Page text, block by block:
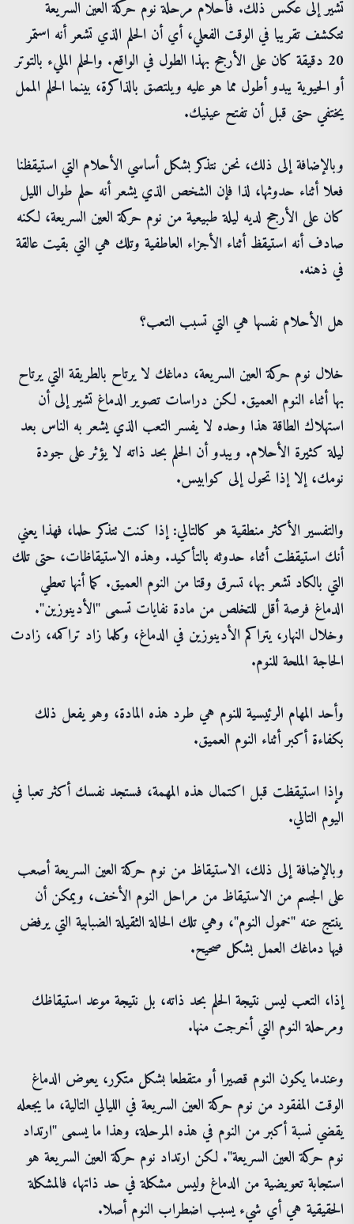
تشير إلى عكس ذلك. فأحلام مرحلة نوم حركة العين السريعة
تتكشف تقريبا في الوقت الفعلي، أي أن الحلم الذي تشعر أنه استمر
20 دقيقة كان على الأرجح بهذا الطول في الواقع. والحلم المليء بالتوتر
أو الحيوية يبدو أطول مما هو عليه ويلتصق بالذاكرة، بينما الحلم الممل
يختفي حتى قبل أن تفتح عينيك.
وبالإضافة إلى ذلك، نحن نتذكر بشكل أساسي الأحلام التي استيقظنا
فعلا أثناء حدوثها، لذا فإن الشخص الذي يشعر أنه حلم طوال الليل
كان على الأرجح لديه ليلة طبيعية من نوم حركة العين السريعة، لكنه
صادف أنه استيقظ أثناء الأجزاء العاطفية وتلك هي التي بقيت عالقة
في ذهنه.
هل الأحلام نفسها هي التي تسبب التعب؟
خلال نوم حركة العين السريعة، دماغك لا يرتاح بالطريقة التي يرتاح
بها أثناء النوم العميق. لكن دراسات تصوير الدماغ تشير إلى أن
استهلاك الطاقة هذا وحده لا يفسر التعب الذي يشعر به الناس بعد
ليلة كثيرة الأحلام. ويبدو أن الحلم بحد ذاته لا يؤثر على جودة
نومك، إلا إذا تحول إلى كوابيس.
والتفسير الأكثر منطقية هو كالتالي: إذا كنت تتذكر حلما، فهذا يعني
أنك استيقظت أثناء حدوثه بالتأكيد. وهذه الاستيقاظات، حتى تلك
التي بالكاد تشعر بها، تسرق وقتا من النوم العميق. كما أنها تعطي
الدماغ فرصة أقل للتخلص من مادة نفايات تسمى "الأدينوزين".
وخلال النهار، يتراكم الأدينوزين في الدماغ، وكلما زاد تراكمه، زادت
الحاجة الملحة للنوم.
وأحد المهام الرئيسية للنوم هي طرد هذه المادة، وهو يفعل ذلك
بكفاءة أكبر أثناء النوم العميق.
وإذا استيقظت قبل اكتمال هذه المهمة، فستجد نفسك أكثر تعبا في
اليوم التالي.
وبالإضافة إلى ذلك، الاستيقاظ من نوم حركة العين السريعة أصعب
على الجسم من الاستيقاظ من مراحل النوم الأخف، ويمكن أن
ينتج عنه "خمول النوم"، وهي تلك الحالة الثقيلة الضبابية التي يرفض
فيها دماغك العمل بشكل صحيح.
إذا، التعب ليس نتيجة الحلم بحد ذاته، بل نتيجة موعد استيقاظك
ومرحلة النوم التي أخرجت منها.
وعندما يكون النوم قصيرا أو متقطعا بشكل متكرر، يعوض الدماغ
الوقت المفقود من نوم حركة العين السريعة في الليالي التالية، ما يجعله
يقضي نسبة أكبر من النوم في هذه المرحلة، وهذا ما يسمى "ارتداد
نوم حركة العين السريعة". لكن ارتداد نوم حركة العين السريعة هو
استجابة تعويضية من الدماغ وليس مشكلة في حد ذاتها، فالمشكلة
الحقيقية هي أي شيء يسبب اضطراب النوم أصلا.